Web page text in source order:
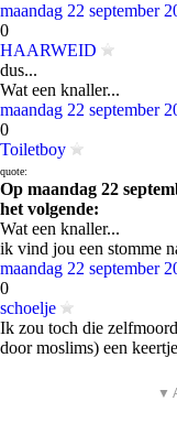
maandag 22 september
0
HAARWEID
dus...
Wat een knaller...
maandag 22 september
0
Toiletboy
quote:
Op maandag 22
het volgende:
Wat een knaller...
ik vind jou een stomme
maandag 22 september
0
schoelje
Ik zou toch die
door moslims) een
▼